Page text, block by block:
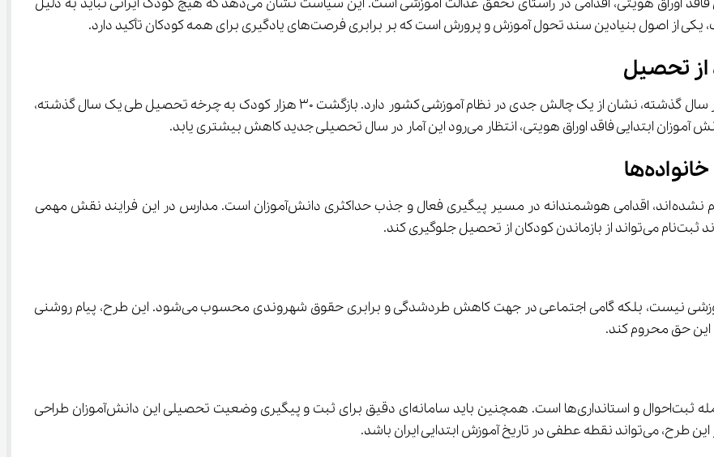
تصمیم وزارت آموزش‌وپرورش برای ثبت ‌نام دانش ‌آموزان ابتدایی فاقد اوراق هویتی، اقدامی در راستای تحقق عدالت آموزشی است. این سیاست نشان می‌دهد که هیچ کودک ایرانی نباید به دلیل
تحول آموزش و پرورش است که بر برابری فرصت‌های یادگیری برای همه کودکان تأکید دارد.
از تحصیل
آمار اعلام‌شده از وجود حدود ۱۵۰ هزار کودک بازمانده از تحصیل در سال گذشته، نشان از یک چالش جدی در نظام آموزشی کشور دارد. بازگشت ۳۰ هزار کودک به چرخه تحصیل طی یک سال گذشته،
ارسال پیامک به خانواده‌هایی که تا نیمه شهریور موفق به ثبت‌نام نشده‌اند، اقدامی هوشمندانه در مسیر پیگیری فعال و جذب حداکثری دانش‌آموزان است. مدارس در این فرایند نقش مهمی
ثبت ‌نام دانش ‌آموزان ابتدایی فاقد اوراق هویتی تنها یک اقدام آموزشی نیست، بلکه گامی اجتماعی در جهت کاهش طردشدگی و برابری حقوق شهروندی محسوب می‌شود. این طرح، پیام روشنی
این حق محروم کند.
اجرای این بخشنامه نیازمند هماهنگی با نهادهای مختلف، از جمله ثبت‌احوال و استانداری‌ها است. همچنین باید سامانه‌ای دقیق برای ثبت و پیگیری وضعیت تحصیلی این دانش‌آموزان طراحی